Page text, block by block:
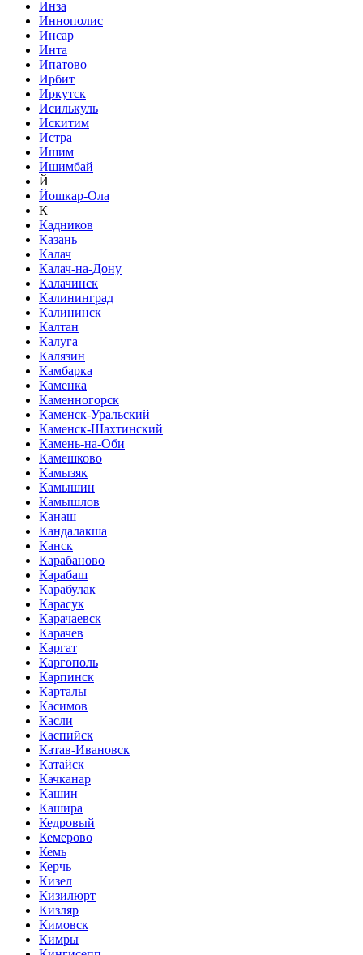
Инза
Иннополис
Инсар
Инта
Ипатово
Ирбит
Иркутск
Исилькуль
Искитим
Истра
Ишим
Ишимбай
Й
Йошкар-Ола
К
Кадников
Казань
Калач
Калач-на-Дону
Калачинск
Калининград
Калининск
Калтан
Калуга
Калязин
Камбарка
Каменка
Каменногорск
Каменск-Уральский
Каменск-Шахтинский
Камень-на-Оби
Камешково
Камызяк
Камышин
Камышлов
Канаш
Кандалакша
Канск
Карабаново
Карабаш
Карабулак
Карасук
Карачаевск
Карачев
Каргат
Каргополь
Карпинск
Карталы
Касимов
Касли
Каспийск
Катав-Ивановск
Катайск
Качканар
Кашин
Кашира
Кедровый
Кемерово
Кемь
Керчь
Кизел
Кизилюрт
Кизляр
Кимовск
Кимры